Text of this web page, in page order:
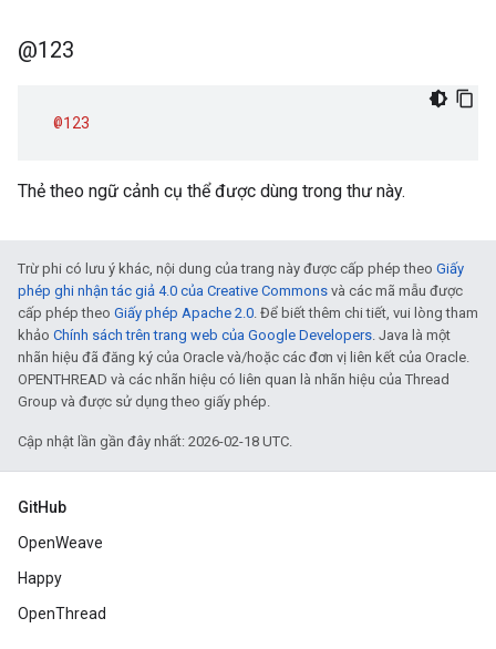
@123
@123
Thẻ theo ngữ cảnh cụ thể được dùng trong thư này.
Trừ phi có lưu ý khác, nội dung của trang này được cấp phép theo Giấy
phép ghi nhận tác giả 4.0 của Creative Commons và các mã mẫu được
cấp phép theo Giấy phép Apache 2.0. Để biết thêm chi tiết, vui lòng tham
khảo Chính sách trên trang web của Google Developers. Java là một
nhãn hiệu đã đăng ký của Oracle và/hoặc các đơn vị liên kết của Oracle.
OPENTHREAD và các nhãn hiệu có liên quan là nhãn hiệu của Thread
Group và được sử dụng theo giấy phép.
Cập nhật lần gần đây nhất: 2026-02-18 UTC.
GitHub
OpenWeave
Happy
OpenThread